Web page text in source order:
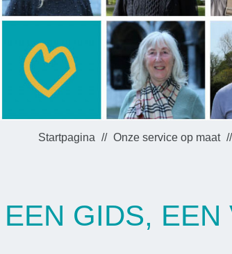
Startpagina Onze service op maat
GIDS, EEN